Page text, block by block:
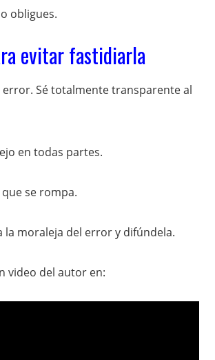
obligues.
evitar fastidiarla
Sé totalmente transparente al
en todas partes.
se rompa.
la moraleja del error y difúndela.
video del autor en: